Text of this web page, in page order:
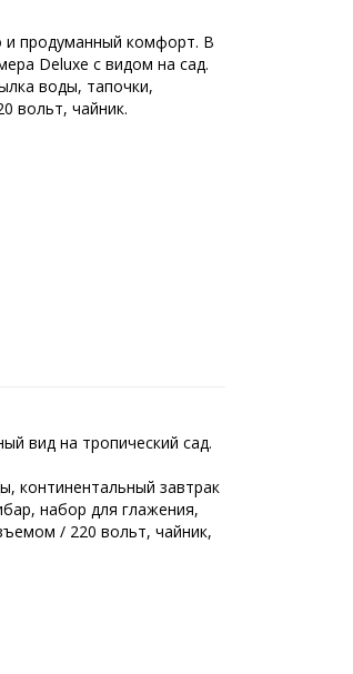
и продуманный комфорт. В
Deluxe с видом на сад.
воды, тапочки,
вольт, чайник.
вид на тропический сад.
континентальный завтрак
набор для глажения,
/ 220 вольт, чайник,